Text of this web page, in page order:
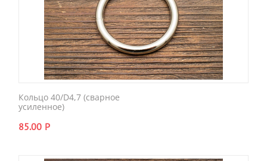
Кольцо 40/D4,7 (сварное
усиленное)
85.00 Р